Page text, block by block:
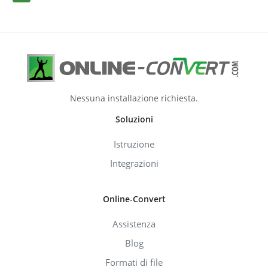
Nessuna installazione richiesta.
Soluzioni
Istruzione
Integrazioni
Online-Convert
Assistenza
Blog
Formati di file